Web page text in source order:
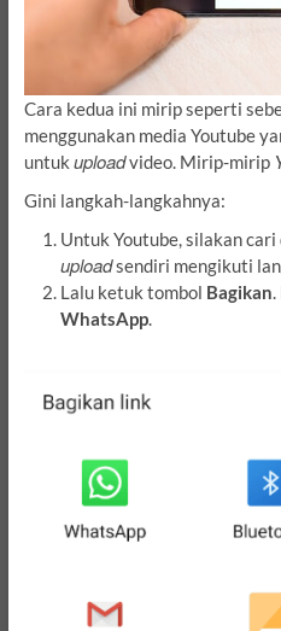
Cara kedua ini mirip seperti
menggunakan media Youtube
untuk uploadvideo. Mirip-mirip
Gini langkah-langkahnya:
Untuk Youtube, silakan
uploadsendiri mengikuti
Lalu ketuk tombol Bagikan.
WhatsApp.